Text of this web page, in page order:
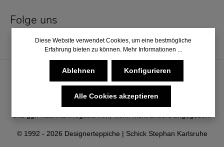
Folge uns
© 1992 - 2026 Designerteppiche | Schick Stephan Karlsruhe
Diese Website verwendet Cookies, um eine bestmögliche
Erfahrung bieten zu können. Mehr Informationen ...
Ablehnen Konfigurieren
Alle Cookies akzeptieren